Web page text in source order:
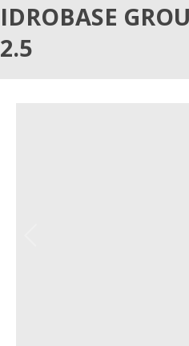
IDROBASE
2.5